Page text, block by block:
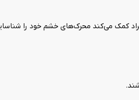
کمک می‌کند محرک‌های خشم خود را